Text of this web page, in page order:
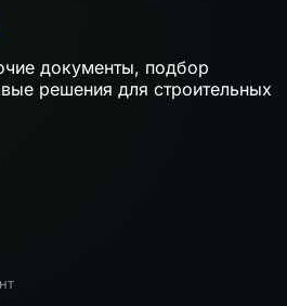
документы, подбор
решения для строительных